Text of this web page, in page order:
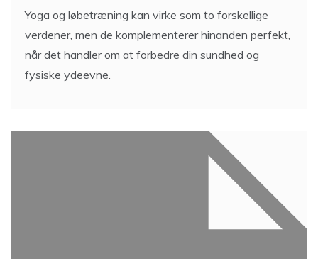
Yoga og løbetræning kan virke som to forskellige
verdener, men de komplementerer hinanden perfekt,
når det handler om at forbedre din sundhed og
fysiske ydeevne.